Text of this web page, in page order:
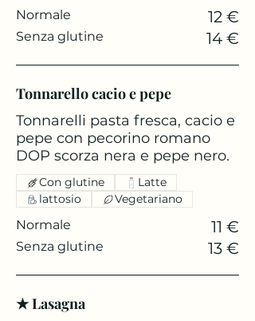
Normale 12 €
Senza glutine 14 €
Tonnarello cacio e pepe
Tonnarelli pasta fresca, cacio e
pepe con pecorino romano
DOP scorza nera e pepe nero.
Normale 11 €
Senza glutine 13 €
Con glutine
Latte
lattosio
Vegetariano
★ Lasagna